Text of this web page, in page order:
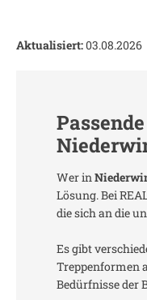
Aktualisiert:03.08.2026
Wer in
Lösung. Bei
die sich an die
Es gibt
Treppenformen
Bedürfnisse der